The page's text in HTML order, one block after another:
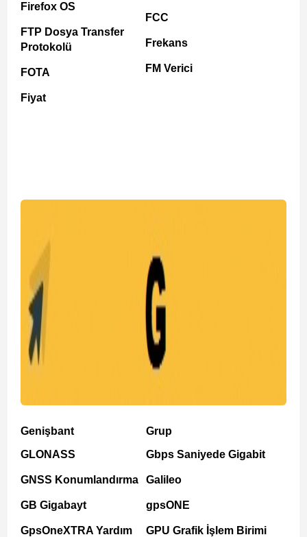
Firefox OS
FTP Dosya Transfer
Protokolü
FOTA
Fiyat
FCC
Frekans
FM Verici
Genişbant
GLONASS
GNSS Konumlandırma
GB Gigabayt
GpsOneXTRA Yardım
Grup
Gbps Saniyede Gigabit
Galileo
gpsONE
GPU Grafik İşlem Birimi